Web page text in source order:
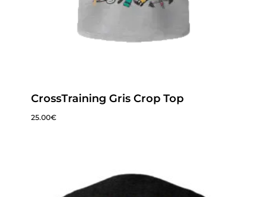
CrossTraining Gris Crop Top
25.00€